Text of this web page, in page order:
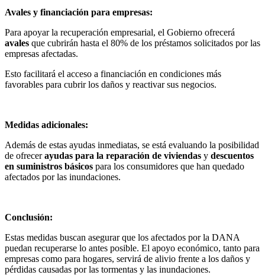
Avales y financiación para empresas:
Para apoyar la recuperación empresarial, el Gobierno ofrecerá
avales que cubrirán hasta el 80% de los préstamos solicitados por las
empresas afectadas.
Esto facilitará el acceso a financiación en condiciones más
favorables para cubrir los daños y reactivar sus negocios.
Medidas adicionales:
Además de estas ayudas inmediatas, se está evaluando la posibilidad
de ofrecerayudas para la reparación de viviendas y descuentos
en suministros básicos para los consumidores que han quedado
afectados por las inundaciones.
Conclusión:
Estas medidas buscan asegurar que los afectados por la DANA
puedan recuperarse lo antes posible. El apoyo económico, tanto para
empresas como para hogares, servirá de alivio frente a los daños y
pérdidas causadas por las tormentas y las inundaciones.